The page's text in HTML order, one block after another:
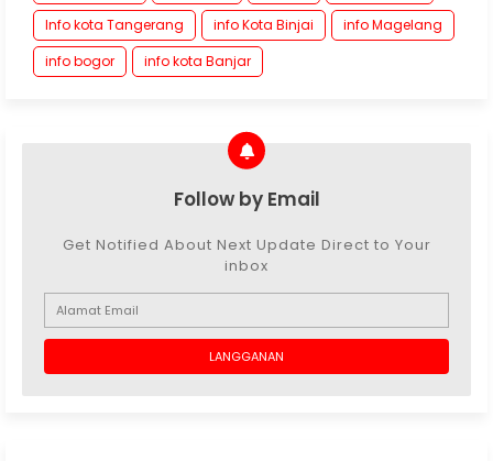
Info kota Tangerang
info Kota Binjai
info Magelang
info bogor
info kota Banjar
Follow by Email
Get Notified About Next Update Direct to Your
inbox